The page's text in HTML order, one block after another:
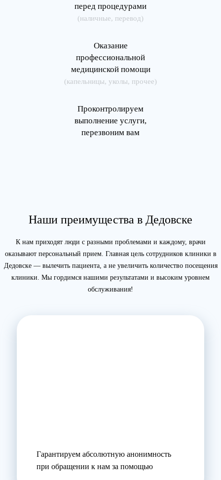
перед процедурами
(наличные, перевод)
Оказание
профессиональной
медицинской помощи
(капельницы, уколы, прочее)
Проконтролируем
выполнение услуги,
перезвоним вам
Наши преимущества в Дедовске
К нам приходят люди с разными проблемами и каждому, врачи
оказывают персональный прием. Главная цель сотрудников клиники в
Дедовске — вылечить пациента, а не увеличить количество посещения
клиники. Мы гордимся нашими результатами и высоким уровнем
обслуживания!
Гарантируем абсолютную анонимность
при обращении к нам за помощью